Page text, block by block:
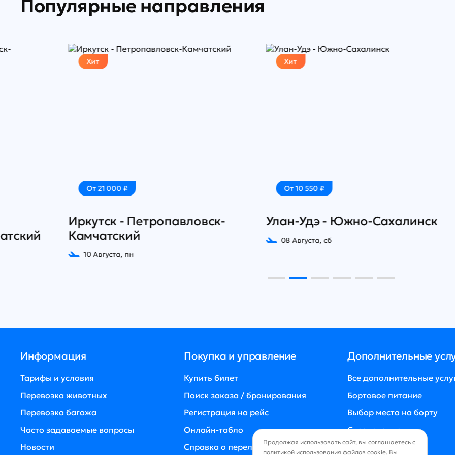
Популярные направления
От 21 000 ₽
Иркутск - Петропавловск-
Камчатский
10 Августа, пн
От 10 550 ₽
Улан-Удэ - Южно-Сахалинск
08 Августа, сб
От
07
Информация
Тарифы и условия
Перевозка животных
Перевозка багажа
Часто задаваемые вопросы
Новости
Покупка и управление
Купить билет
Поиск заказа / бронирования
Регистрация на рейс
Онлайн-табло
Справка о перелете
Дополнительные
Все дополнительные
Бортовое питание
Выбор места на борту
Страхование
Продолжая использовать сайт, вы соглашаетесь с
политикой использования файлов cookie. Вы